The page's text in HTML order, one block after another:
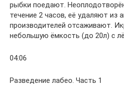
рыбки поедают.
течение 2 часов, её удаляют из
производителей отсаживают.
небольшую ёмкость (до 20л) с
04:06
Разведение лабео. Часть 1